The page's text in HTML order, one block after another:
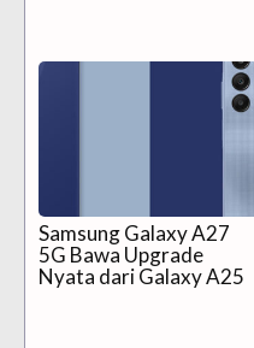
Samsung Galaxy A27
5G Bawa Upgrade
Nyata dari Galaxy A25